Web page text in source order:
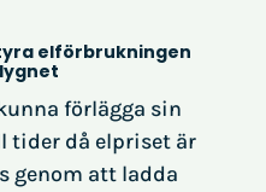
elförbrukningen
förlägga sin
tider då elpriset är
genom att ladda